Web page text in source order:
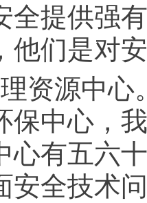
全提供强
他们是对
资源中
保中心，
心有五六
安全技术